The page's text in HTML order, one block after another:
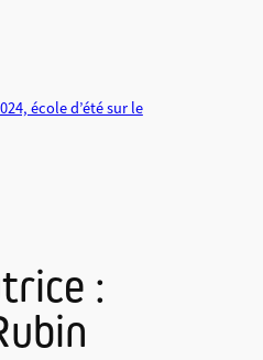
école d’été sur le
: